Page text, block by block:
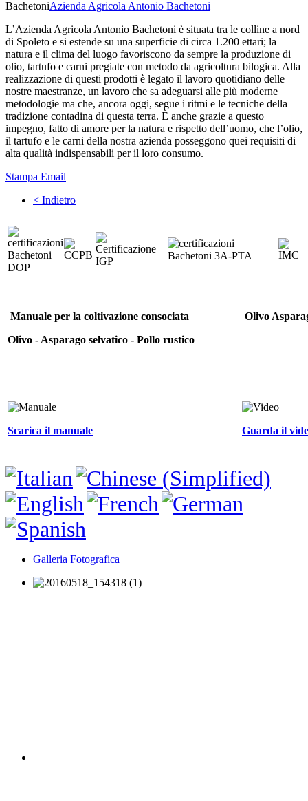
BachetoniAzienda Agricola Antonio Bachetoni
L’Azienda Agricola Antonio Bachetoni è situata tra le colline a nord
di Spoleto e si estende su una superficie di circa 1.200 ettari; la
natura e il clima del luogo favoriscono da sempre la produzione di
olio, tartufo e carni pregiate con metodo da agricoltura bilogica. Alla
realizzazione di questi prodotti è legato il lavoro quotidiano delle
nostre maestranze, un lavoro che sa adeguarsi alle più moderne
metodologie ma che, ancora oggi, segue i ritmi e le tecniche della
tradizione contadina di questa terra. È anche grazie a questo
impegno, fatto di amore per la natura e rispetto dell’uomo, che l’olio,
il tartufo e le carni della nostra azienda posseggono quei requisiti di
alta qualità indispensabili per il loro consumo.
Stampa Email
< Indietro
Manuale per la coltivazione consociata
Olivo - Asparago selvatico - Pollo rustico
Olivo
Scarica il manuale Guarda il
Galleria Fotografica